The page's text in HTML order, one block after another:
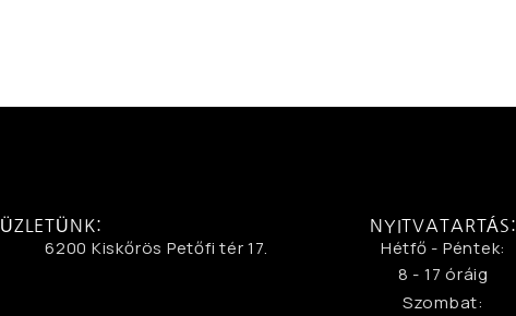
ÜZLETÜNK:
6200 Kiskőrös Petőfi tér 17.
NYITVATARTÁS:
Hétfő - Péntek:
8 - 17 óráig
Szombat: